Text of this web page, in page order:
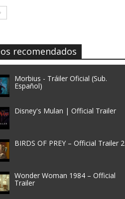
recomendados
Morbius - Tráiler Oficial (Sub.
Español)
Disney's Mulan | Official Trailer
BIRDS OF PREY – Official Trailer 2
Wonder Woman 1984 – Official
Trailer